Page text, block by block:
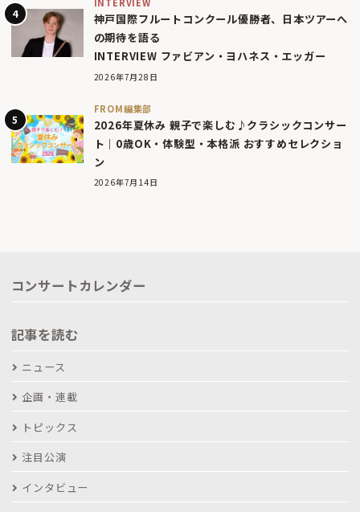
INTERVIEW
神戸国際フルートコンクール優勝者、日本ツアーへ
の期待を語る
INTERVIEW ファビアン・ヨハネス・エッガー
2026年7月28日
FROM編集部
2026年夏休み 親子で楽しむ♪クラシックコンサー
ト｜0歳OK・体験型・本格派 おすすめセレクショ
ン
2026年7月14日
コンサートカレンダー
記事を読む
ニュース
企画・連載
トピックス
注目公演
インタビュー